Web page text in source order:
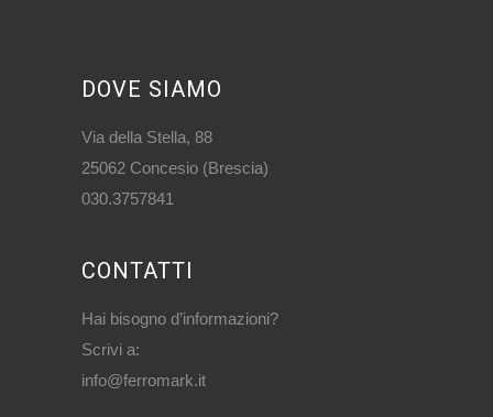
DOVE SIAMO
Via della Stella, 88
25062 Concesio (Brescia)
030.3757841
CONTATTI
Hai bisogno d’informazioni?
Scrivi a:
info@ferromark.it